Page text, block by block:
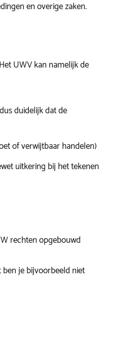
en overige zaken.
UWV kan namelijk de
duidelijk dat de
of verwijtbaar handelen)
uitkering bij het tekenen
rechten opgebouwd
je bijvoorbeeld niet